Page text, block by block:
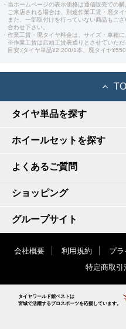
・当ホームページの表示価格は通信販売での
ご来店される場合は、別途作業工賃・廃タ
また、一部取付けを行っていない商品もご
合わせ下さい。
・作業工賃・廃タイヤ料金は、サイズ・車種に
※作業工賃は店頭工賃表通りとさせていただ
目安:(タイヤ単品¥2,200/1本、廃タイヤ
タイヤ単品を探す
ホイールセットを探す
よくあるご質問
ショッピング
グループサイト
会社概要 利用規約 プ
特定商取引
タイヤワールド館ベストは
宮城で活躍するプロスポーツを応援しています。